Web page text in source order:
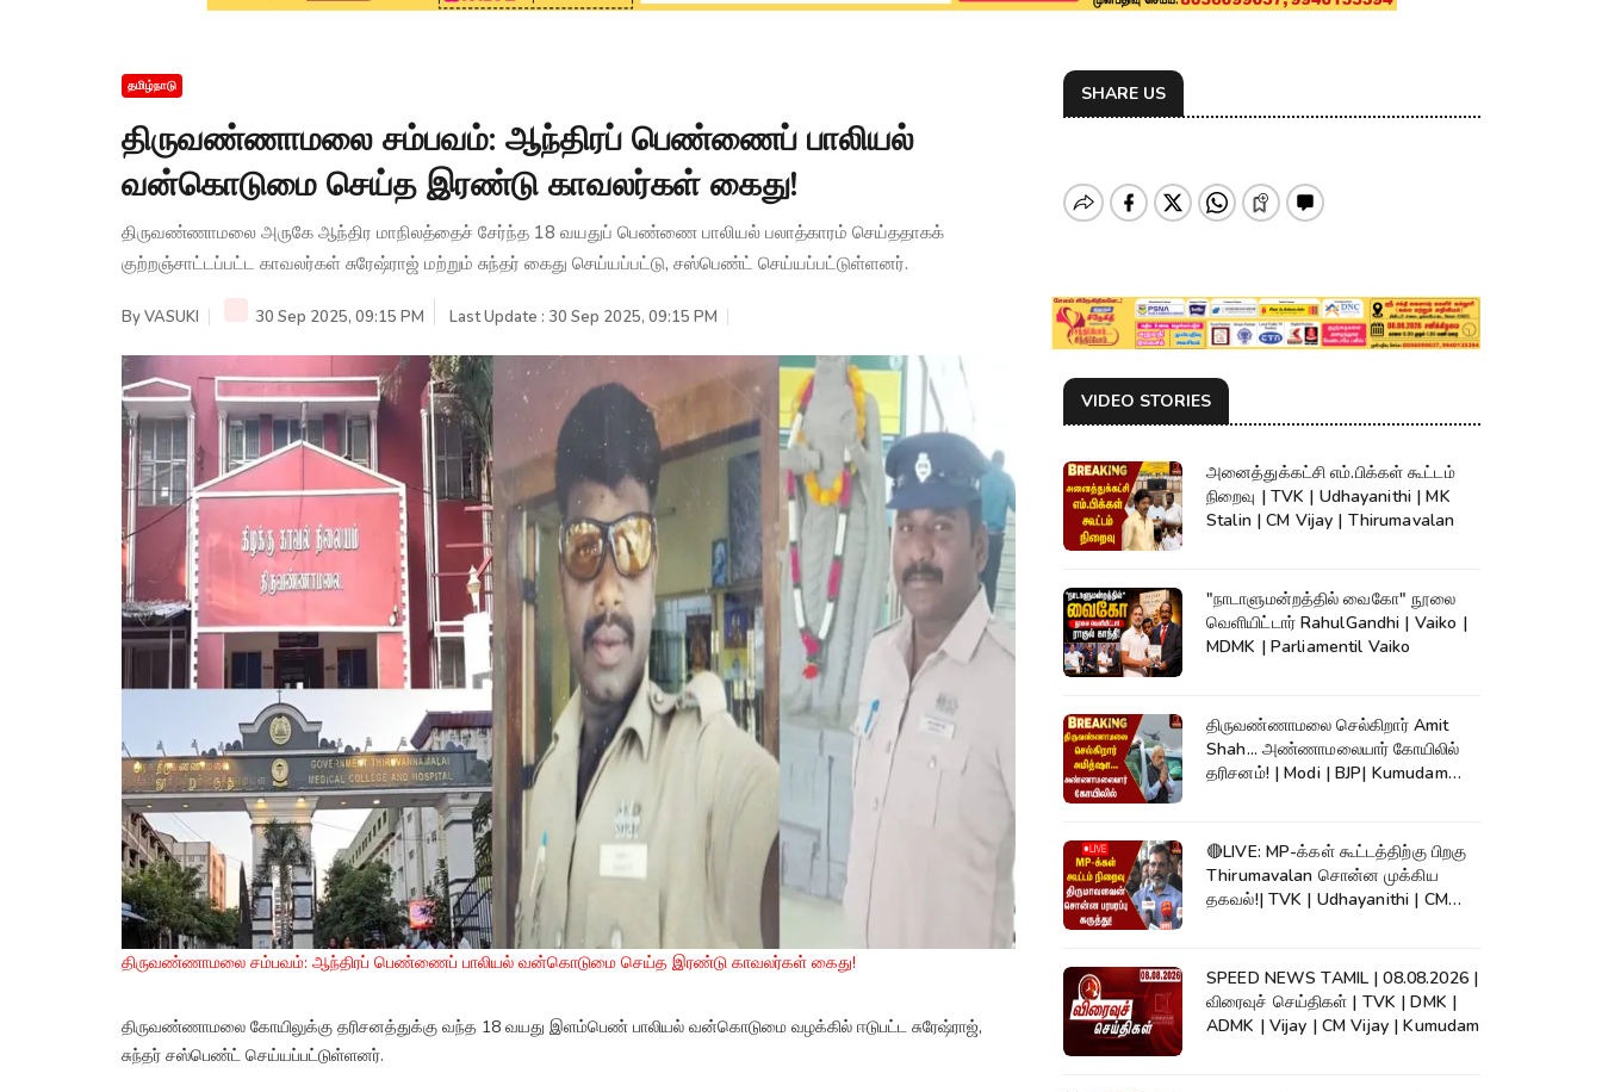
தமிழ்நாடு
திருவண்ணாமலை சம்பவம்: ஆந்திரப் பெண்ணைப் பாலியல்
வன்கொடுமை செய்த இரண்டு காவலர்கள் கைது!
திருவண்ணாமலை அருகே ஆந்திர மாநிலத்தைச் சேர்ந்த 18 வயதுப் பெண்ணை பாலியல் பலாத்காரம் செய்ததாகக்
குற்றஞ்சாட்டப்பட்ட காவலர்கள் சுரேஷ்ராஜ் மற்றும் சுந்தர் கைது செய்யப்பட்டு, சஸ்பெண்ட் செய்யப்பட்டுள்ளனர்.
ByVASUKI 30 Sep 2025, 09:15 PM Last Update : 30 Sep 2025, 09:15 PM
திருவண்ணாமலை சம்பவம்: ஆந்திரப் பெண்ணைப் பாலியல் வன்கொடுமை செய்த இரண்டு காவலர்கள் கைது!
திருவண்ணாமலை கோயிலுக்கு தரிசனத்துக்கு வந்த 18 வயது இளம்பெண் பாலியல் வன்கொடுமை வழக்கில் ஈடுபட்ட சுரேஷ்ராஜ்,
சுந்தர் சஸ்பெண்ட் செய்யப்பட்டுள்ளனர்.
SHARE US
VIDEO STORIES
அனைத்துக்கட்சி எம்.பிக்கள் கூட்டம்
நிறைவு | TVK | Udhayanithi | MK
Stalin | CM Vijay | Thirumavalan
"நாடாளுமன்றத்தில் வைகோ" நூலை
வெளியிட்டார் RahulGandhi | Vaiko |
MDMK | Parliamentil Vaiko
திருவண்ணாமலை செல்கிறார் Amit
Shah... அண்ணாமலையார் கோயிலில்
தரிசனம்! | Modi | BJP| Kumudam
🔴LIVE: MP-க்கள் கூட்டத்திற்கு பிறகு
Thirumavalan சொன்ன முக்கிய
தகவல்!| TVK | Udhayanithi | CM
SPEED NEWS TAMIL | 08.08.2026 |
விரைவுச் செய்திகள் | TVK | DMK |
ADMK | Vijay | CM Vijay | Kumudam